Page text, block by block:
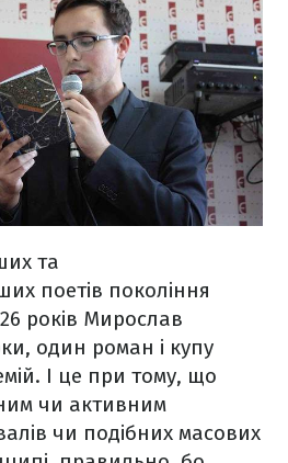
та
поетів покоління
років Мирослав
один роман і купу
І це при тому, що
чи активним
чи подібних масових